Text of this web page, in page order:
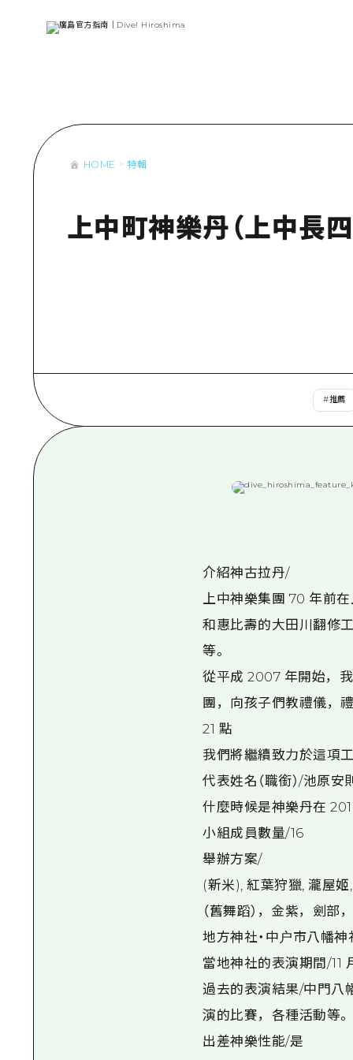
HOME 特輯
上中町神樂丹（上中長
#推薦
介紹神古拉丹/
上中神樂集團 70 年前
和惠比壽的大田川翻修
等。
從平成 2007 年開始，
團，向孩子們教禮儀，
21 點
我們將繼續致力於這項
代表姓名（職銜）/池原安
什麼時候是神樂丹在
小組成員數量/16
舉辦方案/
(新米), 紅葉狩獵, 瀧屋
（舊舞蹈），金紫，劍部
地方神社・中户市八幡神
當地神社的表演期間/11
過去的表演結果/中門八
演的比賽，各種活動等。
出差神樂性能/是